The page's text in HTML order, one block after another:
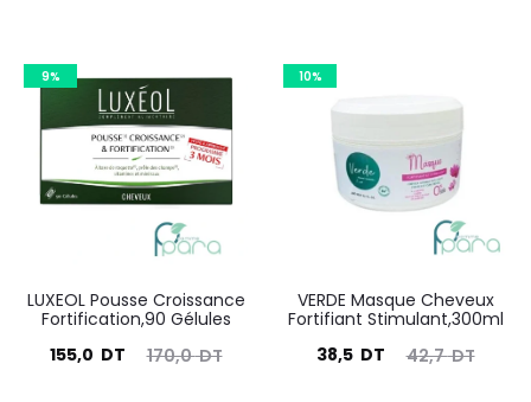
9%
LUXEOL Pousse Croissance
Fortification,90 Gélules
170,0DT
Le
155,0 DT
Le
10%
VERDE Masque Cheveux
Fortifiant Stimulant,300ml
42,7DT
Le
38,5 DT